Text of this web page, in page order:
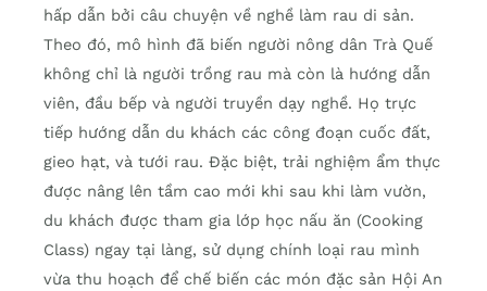
hấp dẫn bởi câu chuyện về nghề làm rau di sản.
Theo đó, mô hình đã biến người nông dân Trà Quế
không chỉ là người trồng rau mà còn là hướng dẫn
viên, đầu bếp và người truyền dạy nghề. Họ trực
tiếp hướng dẫn du khách các công đoạn cuốc đất,
gieo hạt, và tưới rau. Đặc biệt, trải nghiệm ẩm thực
được nâng lên tầm cao mới khi sau khi làm vườn,
du khách được tham gia lớp học nấu ăn (Cooking
Class) ngay tại làng, sử dụng chính loại rau mình
vừa thu hoạch để chế biến các món đặc sản Hội An